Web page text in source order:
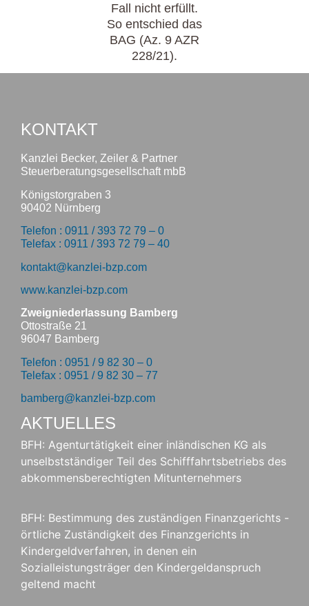
Fall nicht erfüllt.
So entschied das
BAG (Az. 9 AZR
228/21).
KONTAKT
Kanzlei Becker, Zeiler & Partner
Steuerberatungsgesellschaft mbB
Königstorgraben 3
90402 Nürnberg
Telefon : 0911 / 393 72 79 – 0
Telefax : 0911 / 393 72 79 – 40
kontakt@kanzlei-bzp.com
www.kanzlei-bzp.com
Zweigniederlassung Bamberg
Ottostraße 21
96047 Bamberg
Telefon : 0951 / 9 82 30 – 0
Telefax : 0951 / 9 82 30 – 77
bamberg@kanzlei-bzp.com
AKTUELLES
BFH: Agenturtätigkeit einer inländischen KG als
unselbstständiger Teil des Schifffahrtsbetriebs des
abkommensberechtigten Mitunternehmers
BFH: Bestimmung des zuständigen Finanzgerichts -
örtliche Zuständigkeit des Finanzgerichts in
Kindergeldverfahren, in denen ein
Sozialleistungsträger den Kindergeldanspruch
geltend macht